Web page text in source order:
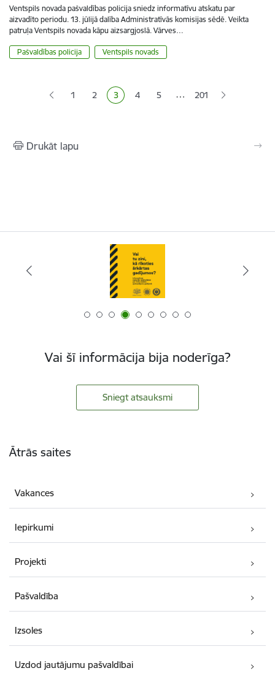
Ventspils novada pašvaldības policija sniedz informatīvu atskatu par
aizvadīto periodu. 13. jūlijā dalība Administratīvās komisijas sēdē. Veikta
patruļa Ventspils novada kāpu aizsargjoslā. Vārves…
Pašvaldības policija Ventspils novads
Lapa
1 Lapa
2 Pašreizējā lapa
3 Lapa
4 Lapa
5 … 201
Drukāt lapu
Vai šī informācija bija noderīga?
Sniegt atsauksmi
Ātrās saites
Vakances
Iepirkumi
Projekti
Pašvaldība
Izsoles
Uzdod jautājumu pašvaldībai